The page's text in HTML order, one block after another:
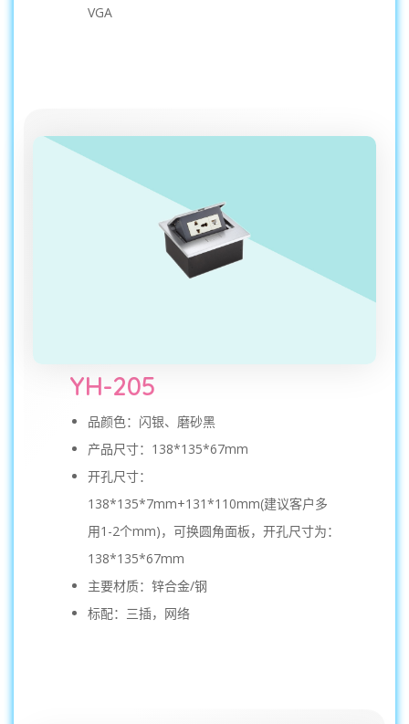
VGA
YH-205
品颜色：闪银、磨砂黑
产品尺寸：138*135*67mm
开孔尺寸：
138*135*7mm+131*110mm(建议客户多
用1-2个mm)，可换圆角面板，开孔尺寸为：
138*135*67mm
主要材质：锌合金/钢
标配：三插，网络